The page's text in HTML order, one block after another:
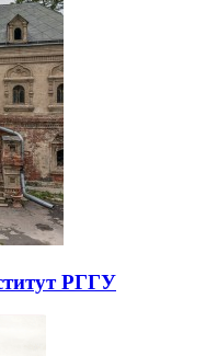
РГГУ